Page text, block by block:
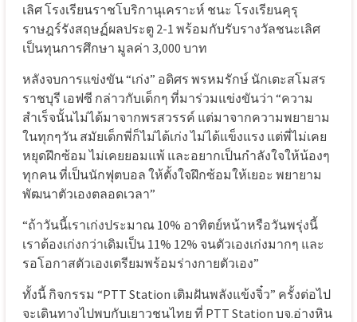
เลิศ โรงเรียนราชโบริกานุเคราะห์ ชนะ โรงเรียนคุรุ
ราษฎร์รังสฤษฏ์ผลประตู 2-1 พร้อมกับรับรางวัลชนะเลิศ
เป็นทุนการศึกษา มูลค่า 3,000 บาท
หลังจบการแข่งขัน “เก่ง” อดิศร พรหมรักษ์ นักเตะสโมสร
ราชบุรี เอฟซี กล่าวกับเด็กๆ ที่มาร่วมแข่งขันว่า “ความ
สำเร็จนั้นไม่ได้มาจากพรสวรรค์ แต่มาจากความพยายาม
ในทุกๆวัน สมัยเด็กพี่ก็ไม่ได้เก่ง ไม่ได้แข็งแรง แต่พี่ไม่เคย
หยุดฝึกซ้อม ไม่เคยยอมแพ้ และอยากเป็นกำลังใจให้น้องๆ
ทุกคน ที่เป็นนักฟุตบอล ให้ตั้งใจฝึกซ้อมให้เยอะ พยายาม
พัฒนาตัวเองตลอดเวลา”
“ถ้าวันนี้เราเก่งประมาณ 10% อาทิตย์หน้าหรือวันพรุ่งนี้
เราต้องเก่งกว่าเดิมเป็น 11% 12% จนตัวเองเก่งมากๆ และ
รอโอกาสตัวเองเตรียมพร้อมร่างกายตัวเอง”
ทั้งนี้ กิจกรรม “PTT Station เติมฝันพลังแข้งจิ๋ว” ครั้งต่อไป
จะเดินทางไปพบกับเยาวชนไทย ที่ PTT Station บจ.อ่างหิน